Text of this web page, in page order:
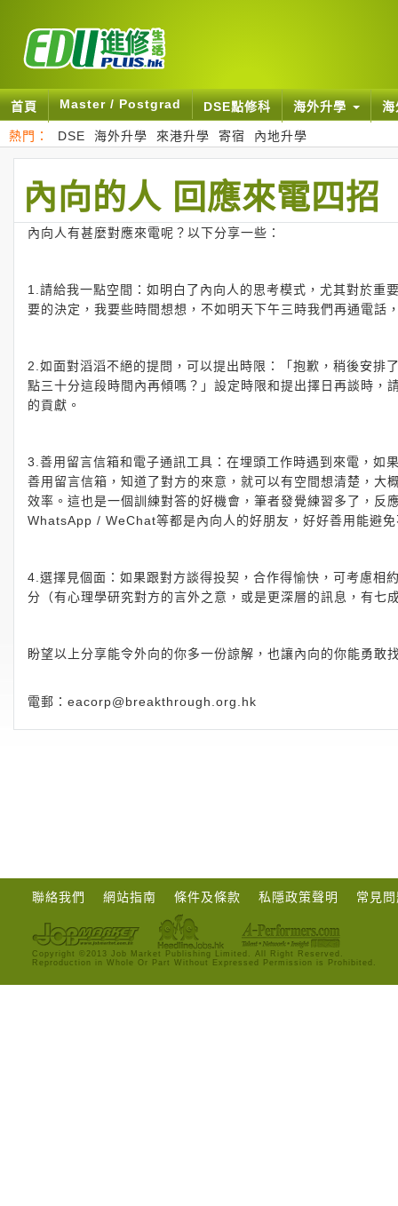
首頁 Master / Postgrad DSE點修科 海外升學
熱門： DSE 海外升學 來港升學 寄宿 內地升學
內向的人 回應來電四招
內向人有甚麼對應來電呢？以下分享一些：
1.請給我一點空間：如明白了內向人的思考模式，尤其對於重
要的決定，我要些時間想想，不如明天下午三時我們再通電話
2.如面對滔滔不絕的提問，可以提出時限：「抱歉，稍後安排
點三十分這段時間內再傾嗎？」設定時限和提出擇日再談時
的貢獻。
3.善用留言信箱和電子通訊工具：在埋頭工作時遇到來電，如
善用留言信箱，知道了對方的來意，就可以有空間想清楚，
效率。這也是一個訓練對答的好機會，筆者發覺練習多了，
WhatsApp / WeChat等都是內向人的好朋友，好好善用能避
4.選擇見個面：如果跟對方談得投契，合作得愉快，可考慮相
分（有心理學研究對方的言外之意，或是更深層的訊息，有
盼望以上分享能令外向的你多一份諒解，也讓內向的你能勇敢
電郵： eacorp@breakthrough.org.hk
聯絡我們 網站指南 條件及條款 私隱政策聲明 常見
Copyright ©2013 Job Market Publishing Limited. All Right Reserved.
Reproduction in Whole Or Part Without Expressed Permission is Prohibited.